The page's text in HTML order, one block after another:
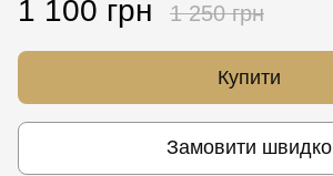
1 100 грн 1 250 грн
Купити
Замовити швидко